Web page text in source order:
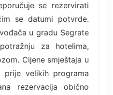
se rezervirati
se datumi potvrde.
u gradu Segrate
za hotelima,
Cijene smještaja u
prije velikih programa
rezervacija obično